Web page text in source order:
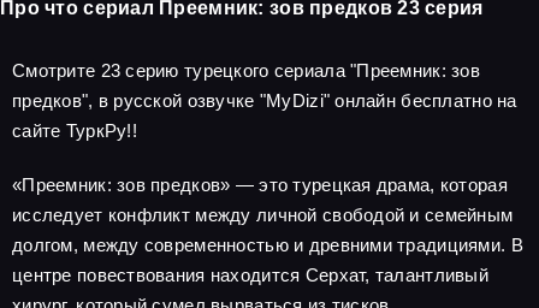
Про что сериал Преемник: зов предков 23 серия
Смотрите 23 серию турецкого сериала "Преемник: зов
предков", в русской озвучке "MyDizi" онлайн бесплатно на
сайте ТуркРу!!
«Преемник: зов предков» — это турецкая драма, которая
исследует конфликт между личной свободой и семейным
долгом, между современностью и древними традициями. В
центре повествования находится Серхат, талантливый